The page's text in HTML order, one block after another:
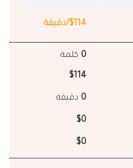
$114/دقيقة
0 كلمة
$114
0 دقيقة
$0
$0